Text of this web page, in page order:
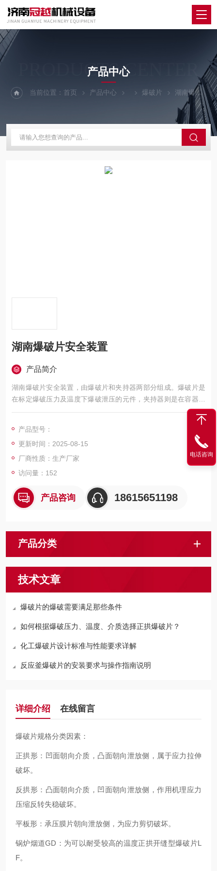
PRODUCTS CENTER
产品中心
当前位置：首页 产品中心 爆破片 湖南爆破片安全装置
湖南爆破片安全装置
产品简介
湖南爆破片安全装置，由爆破片和夹持器两部分组成。爆破片是
在标定爆破压力及温度下爆破泄压的元件，夹持器则是在容器的
适当部位装接夹持膜片的辅助元件。
产品型号：
更新时间：2025-08-15
厂商性质：生产厂家
访问量：152
产品咨询 18615651198
产品分类
技术文章
爆破片的爆破需要满足那些条件
如何根据爆破压力、温度、介质选择正拱爆破片？
化工爆破片设计标准与性能要求详解
反应釜爆破片的安装要求与操作指南说明
详细介绍 在线留言
爆破片规格分类因素：
正拱形：凹面朝向介质，凸面朝向泄放侧，属于应力拉伸
破坏。
反拱形：凸面朝向介质，凹面朝向泄放侧，作用机理应力
压缩反转失稳破坏。
平板形：承压膜片朝向泄放侧，为应力剪切破坏。
锅炉烟道GD：为可以耐受较高的温度正拱开缝型爆破片L
F。
电话咨询